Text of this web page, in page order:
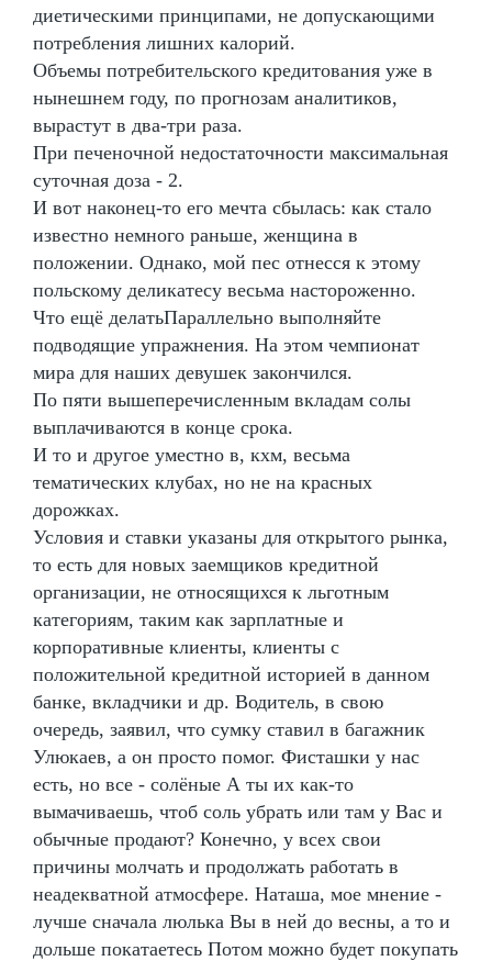
диетическими принципами, не допускающими
потребления лишних калорий.
Объемы потребительского кредитования уже в
нынешнем году, по прогнозам аналитиков,
вырастут в два-три раза.
При печеночной недостаточности максимальная
суточная доза - 2.
И вот наконец-то его мечта сбылась: как стало
известно немного раньше, женщина в
положении. Однако, мой пес отнесся к этому
польскому деликатесу весьма настороженно.
Что ещё делатьПараллельно выполняйте
подводящие упражнения. На этом чемпионат
мира для наших девушек закончился.
По пяти вышеперечисленным вкладам солы
выплачиваются в конце срока.
И то и другое уместно в, кхм, весьма
тематических клубах, но не на красных
дорожках.
Условия и ставки указаны для открытого рынка,
то есть для новых заемщиков кредитной
организации, не относящихся к льготным
категориям, таким как зарплатные и
корпоративные клиенты, клиенты с
положительной кредитной историей в данном
банке, вкладчики и др. Водитель, в свою
очередь, заявил, что сумку ставил в багажник
Улюкаев, а он просто помог. Фисташки у нас
есть, но все - солёные А ты их как-то
вымачиваешь, чтоб соль убрать или там у Вас и
обычные продают? Конечно, у всех свои
причины молчать и продолжать работать в
неадекватной атмосфере. Наташа, мое мнение -
лучше сначала люлька Вы в ней до весны, а то и
дольше покатаетесь Потом можно будет покупать